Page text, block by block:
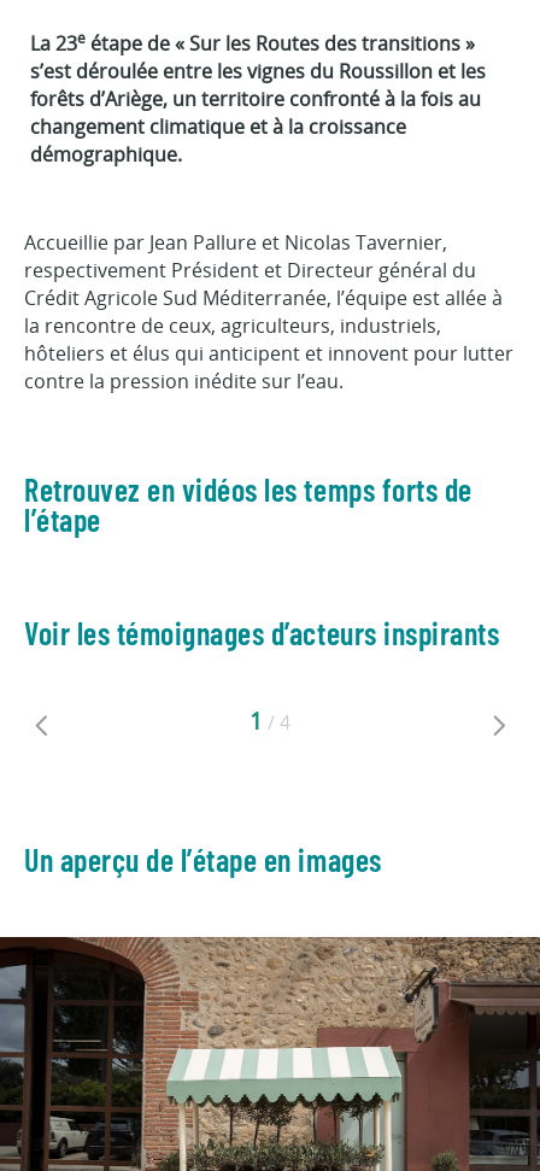
La 23e étape de « Sur les Routes des transitions »
s’est déroulée entre les vignes du Roussillon et les
forêts d’Ariège, un territoire confronté à la fois au
changement climatique et à la croissance
démographique.
Accueillie par Jean Pallure et Nicolas Tavernier,
respectivement Président et Directeur général du
Crédit Agricole Sud Méditerranée, l’équipe est allée à
la rencontre de ceux, agriculteurs, industriels,
hôteliers et élus qui anticipent et innovent pour lutter
contre la pression inédite sur l’eau.
Retrouvez en vidéos les temps forts de
l’étape
Voir les témoignages d’acteurs inspirants
1 / 4
Un aperçu de l’étape en images